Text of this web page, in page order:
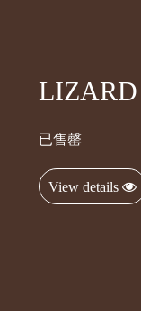
LIZARD
已售罄
View details